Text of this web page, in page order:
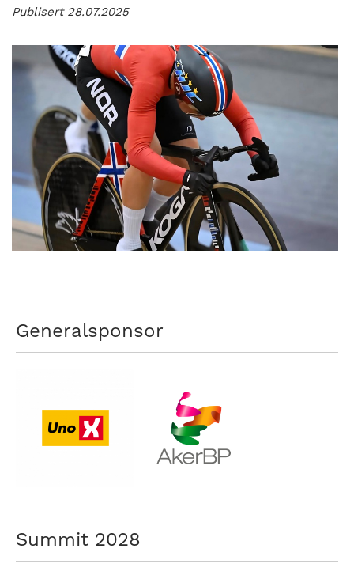
Publisert 28.07.2025
Generalsponsor
Summit 2028